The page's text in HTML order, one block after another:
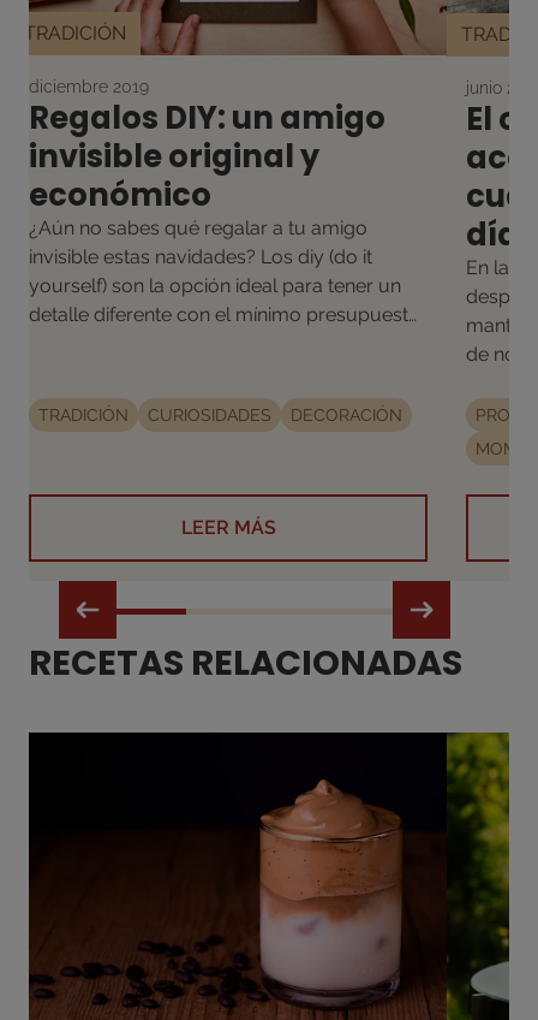
TRADICIÓN
diciembre 2019
Regalos DIY: un amigo
invisible original y
económico
¿Aún no sabes qué regalar a tu amigo
invisible estas navidades? Los diy (do it
yourself) son la opción ideal para tener un
detalle diferente con el mínimo presupuesto
TRADICIÓN CURIOSIDADES DECORACIÓN
LEER MÁS
junio
El
día
En la
de
RECETAS RELACIONADAS